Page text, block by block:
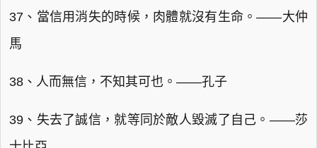
37、當信用消失的時候，肉體就沒有生命。——大仲
馬
38、人而無信，不知其可也。——孔子
39、失去了誠信，就等同於敵人毀滅了自己。——莎